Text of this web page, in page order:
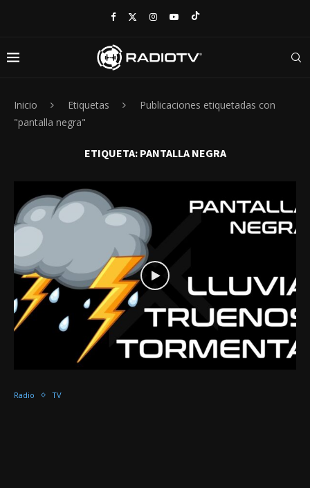
Inicio Etiquetas
Publicaciones etiquetadas con
"pantalla negra"
ETIQUETA: PANTALLA NEGRA
Radio TV